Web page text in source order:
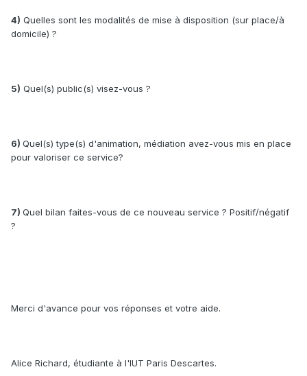
4) Quelles sont les modalités de mise à disposition (sur place/à
domicile) ?
5) Quel(s) public(s) visez-vous ?
6) Quel(s) type(s) d'animation, médiation avez-vous mis en place
pour valoriser ce service?
7) Quel bilan faites-vous de ce nouveau service ? Positif/négatif
?
Merci d'avance pour vos réponses et votre aide.
Alice Richard, étudiante à l'IUT Paris Descartes.